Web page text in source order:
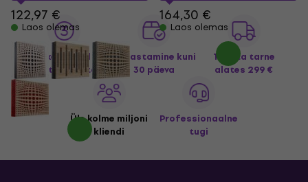
122,97 €
Laos olemas
164,30 €
Laos olemas
Pikendatud
garantii 3 aastaks
Tagastamine kuni
30 päeva
Tasuta tarne
alates 299 €
Üle kolme miljoni
kliendi
Professionaalne
tugi